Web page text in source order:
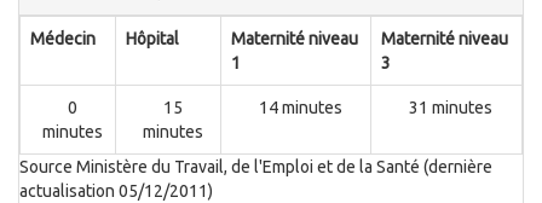
Médecin Hôpital
Maternité niveau
1
Maternité niveau
3
0
minutes
15
minutes
14 minutes 31 minutes
Source Ministère du Travail, de l'Emploi et de la Santé (dernière
actualisation 05/12/2011)